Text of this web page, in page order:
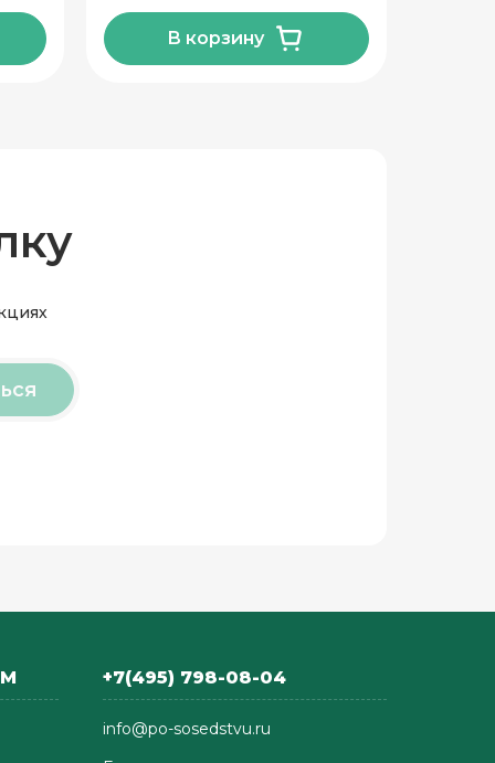
В корзину
+7(495) 798-08-04
info@po-sosedstvu.ru